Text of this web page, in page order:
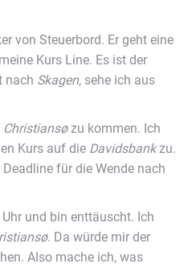
von Steuerbord. Er geht eine
Kurs Line. Es ist der
nach Skagen, sehe ich aus
Christiansøzu kommen. Ich
Kurs auf die Davidsbankzu.
für die Wende nach
und bin enttäuscht. Ich
ø. Da würde mir der
Also mache ich, was